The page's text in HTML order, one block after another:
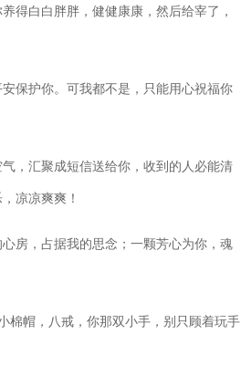
得白白胖胖，健健康康，然后给宰了，
保护你。可我都不是，只能用心祝福你
，汇聚成短信送给你，收到的人必能清
凉凉爽爽！
房，占据我的思念；一颗芳心为你，魂
棉帽，八戒，你那双小手，别只顾着玩手